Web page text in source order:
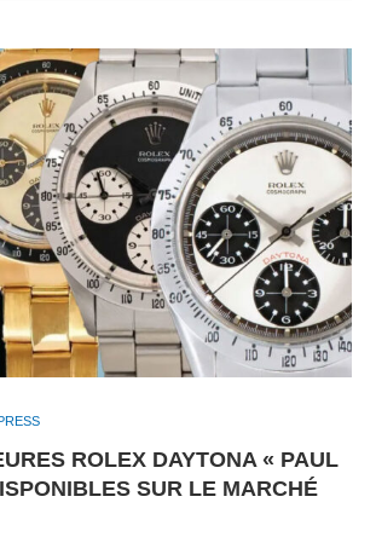
ROLEX DAYTONA « PAUL
SUR LE MARCHÉ